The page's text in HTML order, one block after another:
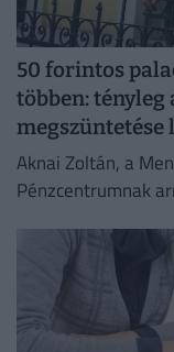
50 forintos
többen: tényleg
megszüntetése
Aknai Zoltán, a
Pénzcentrumnak